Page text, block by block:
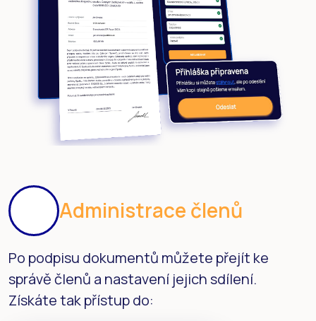
Administrace členů
Po podpisu dokumentů můžete přejít ke
správě členů a nastavení jejich sdílení.
Získáte tak přístup do: